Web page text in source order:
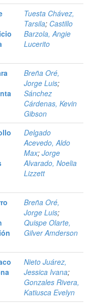
Tuesta Chávez,
Tarsila; Castillo
Barzola, Angie
Lucerito
Breña Oré,
Jorge Luis;
Sánchez
Cárdenas, Kevin
Gibson
Delgado
Acevedo, Aldo
Max; Jorge
Alvarado, Noelia
Lizzett
Breña Oré,
Jorge Luis;
Quispe Olarte,
Gilver Amderson
Nieto Juárez,
Jessica Ivana;
Gonzales Rivera,
Katiusca Evelyn